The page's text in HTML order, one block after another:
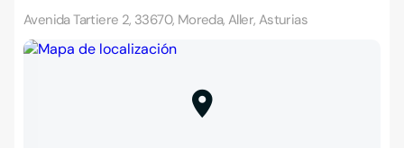
Avenida Tartiere 2, 33670, Moreda, Aller, Asturias